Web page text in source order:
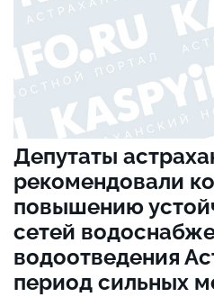
Депутаты
рекомендовали
повышению
сетей
водоотведения
период сильных